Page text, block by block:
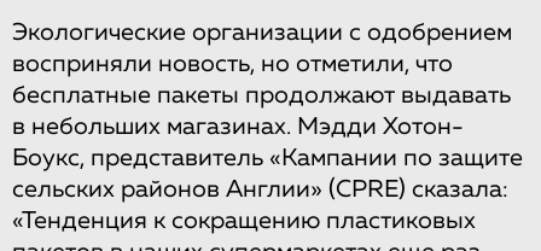
Экологические организации с одобрением
восприняли новость, но отметили, что
бесплатные пакеты продолжают выдавать
в небольших магазинах. Мэдди Хотон-
Боукс, представитель «Кампании по защите
сельских районов Англии» (CPRE) сказала:
«Тенденция к сокращению пластиковых